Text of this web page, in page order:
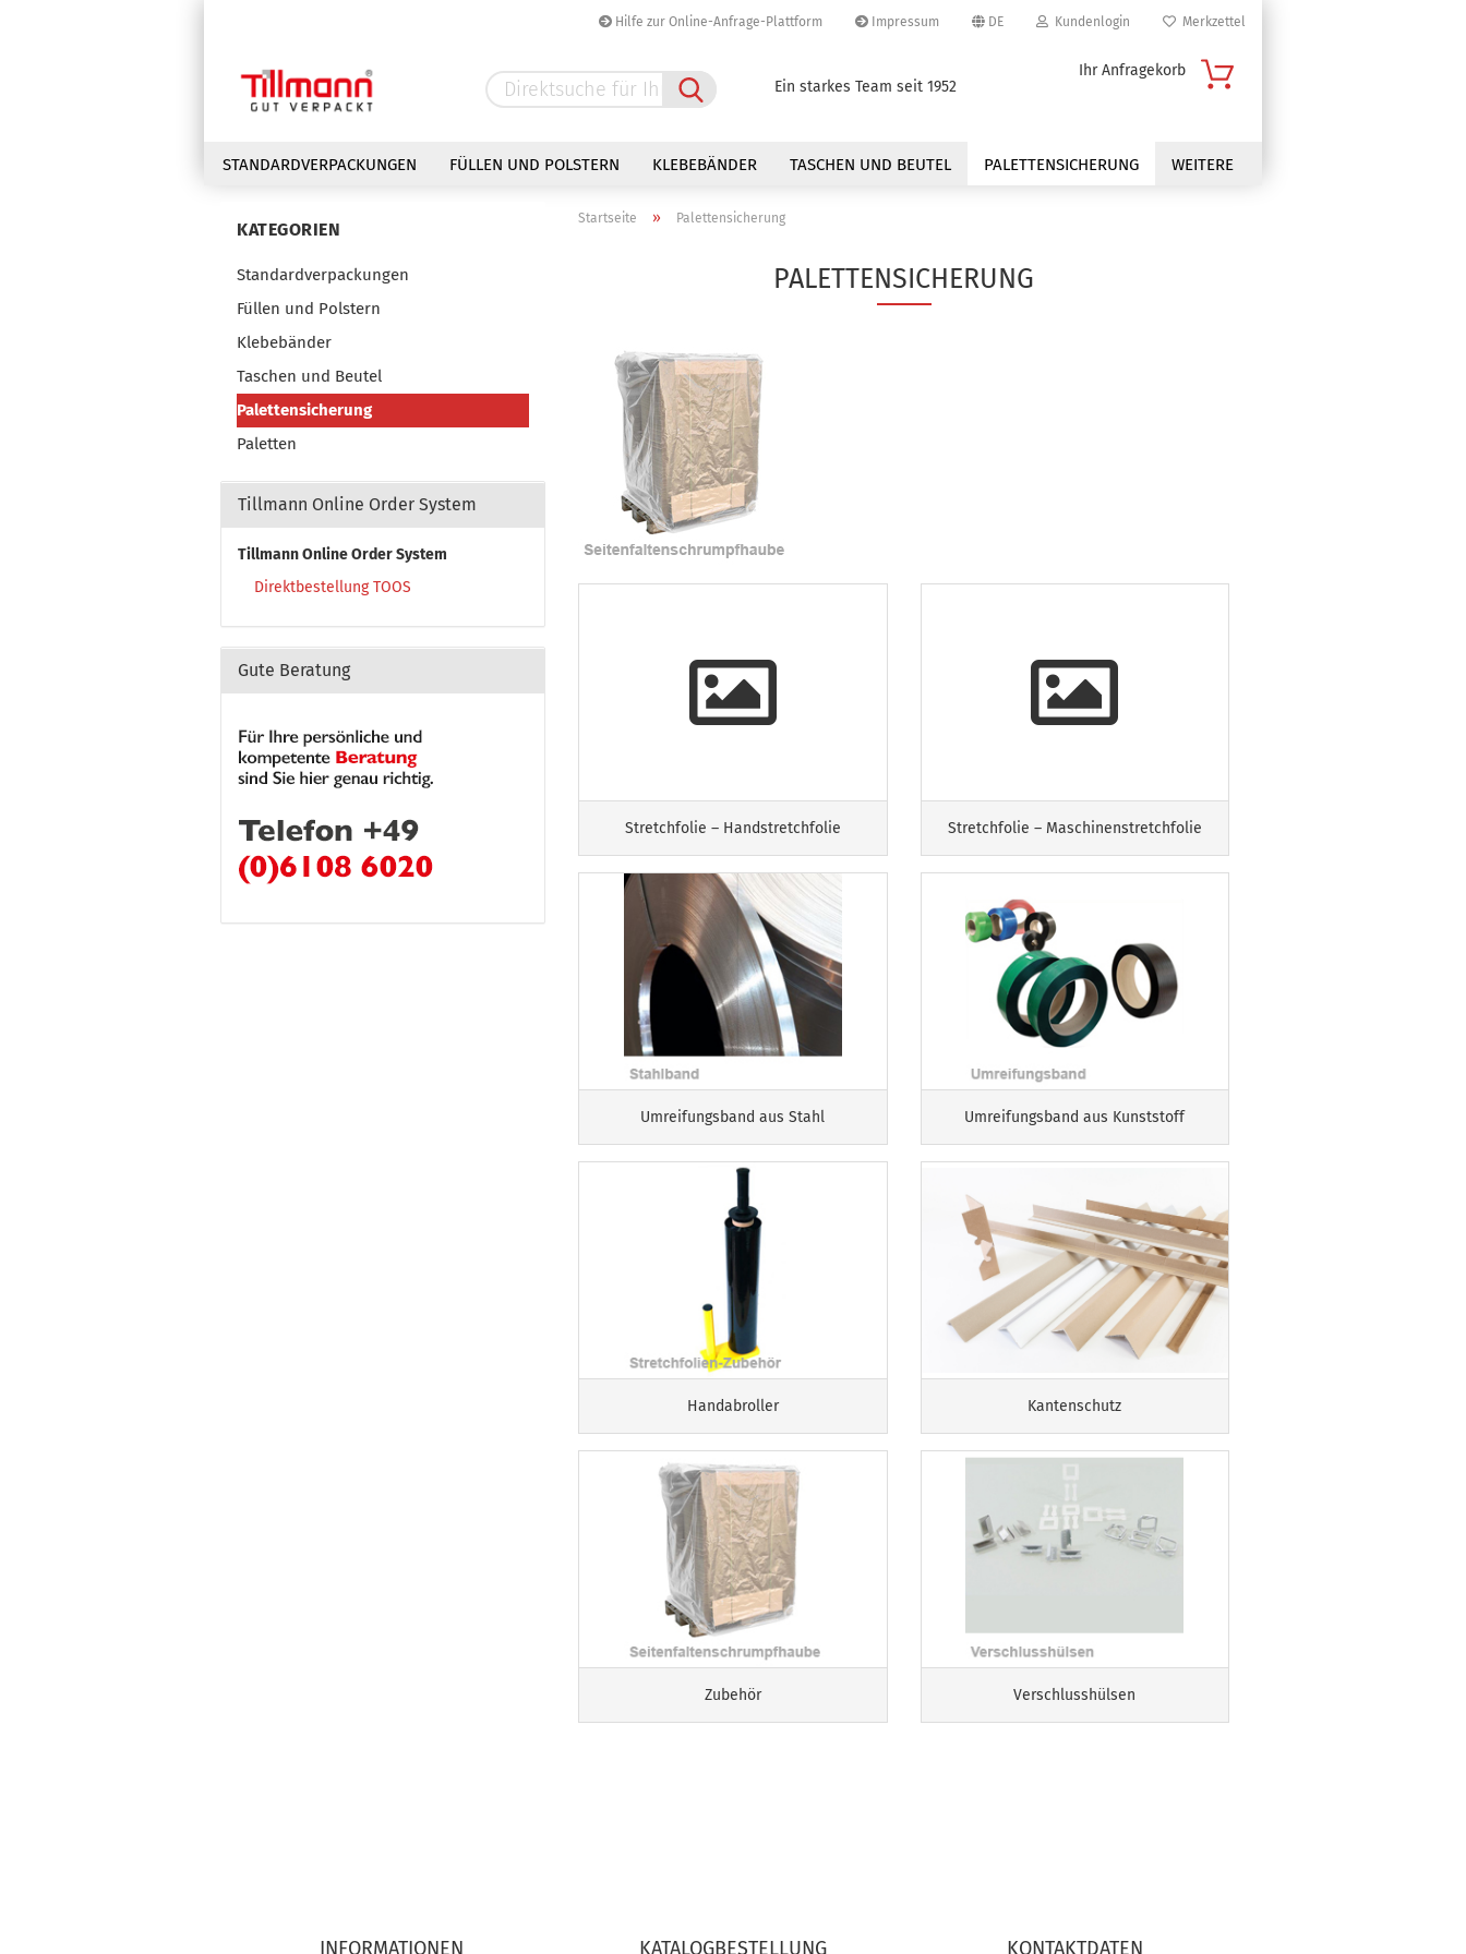
Hilfe zur Online-Anfrage-Plattform Impressum DE
Sprache auswählen
Lieferland
Kundenlogin Merkzettel
Ein starkes Team seit 1952
Ihr Anfragekorb
STANDARDVERPACKUNGEN FÜLLEN UND POLSTERN KLEBEBÄNDER TASCHEN UND BEUTEL PALETTENSICHERUNG WEITERE
Startseite » Palettensicherung
PALETTENSICHERUNG
Stretchfolie – Handstretchfolie Stretchfolie – Maschinenstretchfolie
Umreifungsband aus Stahl Umreifungsband aus Kunststoff
Handabroller Kantenschutz
Zubehör Verschlusshülsen
KATEGORIEN
Standardverpackungen
Füllen und Polstern
Klebebänder
Taschen und Beutel
Palettensicherung
Paletten
Tillmann Online Order System
Tillmann Online Order System
Direktbestellung TOOS
Gute Beratung
INFORMATIONEN KATALOGBESTELLUNG KONTAKTDATEN